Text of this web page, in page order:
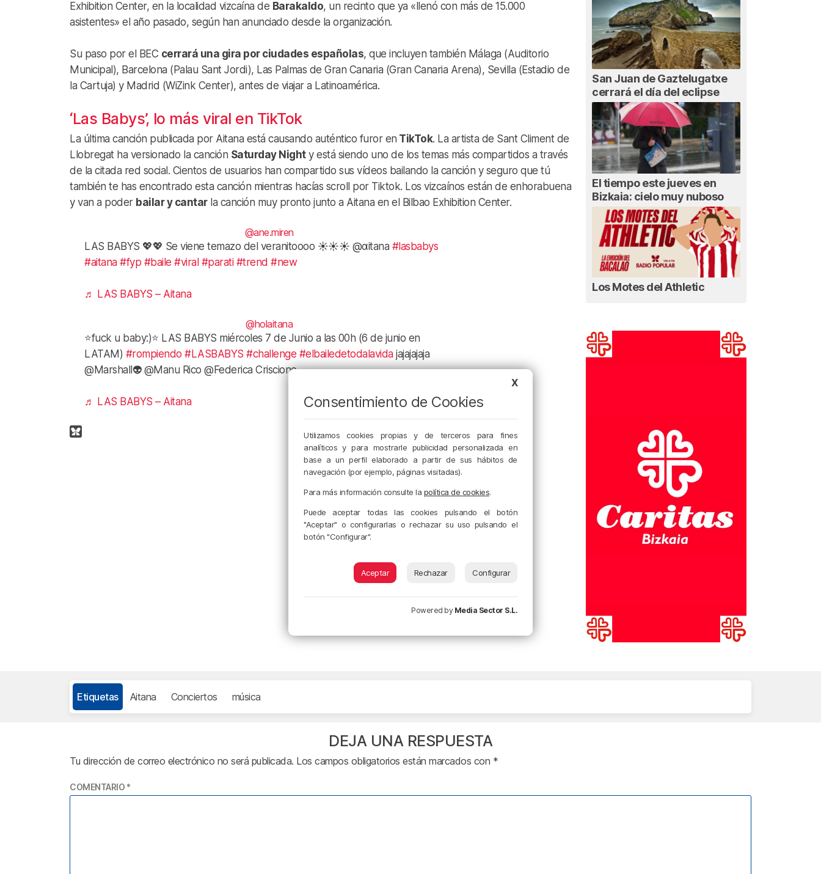
Exhibition Center, en la localidad vizcaína de Barakaldo, un recinto que ya «llenó con más de 15.000
asistentes» el año pasado, según han anunciado desde la organización.
Su paso por el BEC cerrará una gira por ciudades españolas, que incluyen también Málaga (Auditorio
Municipal), Barcelona (Palau Sant Jordi), Las Palmas de Gran Canaria (Gran Canaria Arena), Sevilla (Estadio de
la Cartuja) y Madrid (WiZink Center), antes de viajar a Latinoamérica.
‘Las Babys’, lo más viral en TikTok
La última canción publicada por Aitana está causando auténtico furor en TikTok. La artista de Sant Climent de
Llobregat ha versionado la canción Saturday Nighty está siendo uno de los temas más compartidos a través
de la citada red social. Cientos de usuarios han compartido sus vídeos bailando la canción y seguro que tú
también te has encontrado esta canción mientras hacías scroll por Tiktok. Los vizcaínos están de enhorabuena
y van a poder bailar y cantarla canción muy pronto junto a Aitana en el Bilbao Exhibition Center.
@ane.miren
LAS BABYS 💖💖 Se viene temazo del veranitoooo ☀️☀️☀️ @αitana #lasbabys
#aitana #fyp #baile #viral #parati #trend #new
♬ LAS BABYS – Aitana
@holaitana
⭐️fuck u baby:)⭐️ LAS BABYS miércoles 7 de Junio a las 00h (6 de junio en
LATAM) #rompiendo #LASBABYS #challenge #elbailedetodalavidajajajajaja
@Marshall👽 @Manu Rico @Federica Criscione
♬ LAS BABYS – Aitana
San Juan de Gaztelugatxe
cerrará el día del eclipse
El tiempo este jueves en
Bizkaia: cielo muy nuboso
Los Motes del Athletic
Etiquetas Aitana Conciertos música
DEJA UNA RESPUESTA
Tu dirección de correo electrónico no será publicada. Los campos obligatorios están marcados con *
COMENTARIO *
X
Consentimiento de Cookies
Utilizamos cookies propias y de terceros para fines
analíticos y para mostrarle publicidad personalizada en
base a un perfil elaborado a partir de sus hábitos de
navegación (por ejemplo, páginas visitadas).
Para más información consulte la política de cookies.
Puede aceptar todas las cookies pulsando el botón
"Aceptar" o configurarlas o rechazar su uso pulsando el
botón "Configurar".
Aceptar Rechazar Configurar
Powered by Media Sector S.L.